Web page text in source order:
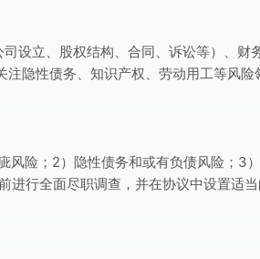
设立、股权结构、合同、诉讼等）、财
隐性债务、知识产权、劳动用工等风险
风险；2）隐性债务和或有负债风险；3
行全面尽职调查，并在协议中设置适当